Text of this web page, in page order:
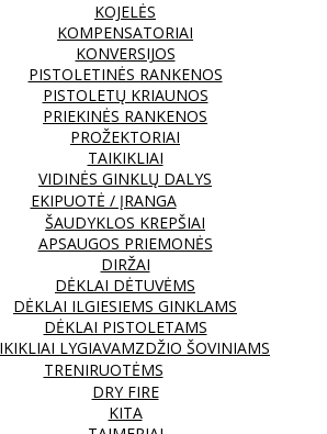
KOJELĖS
KOMPENSATORIAI
KONVERSIJOS
PISTOLETINĖS RANKENOS
PISTOLETŲ KRIAUNOS
PRIEKINĖS RANKENOS
PROŽEKTORIAI
TAIKIKLIAI
VIDINĖS GINKLŲ DALYS
EKIPUOTĖ / ĮRANGA
ŠAUDYKLOS KREPŠIAI
APSAUGOS PRIEMONĖS
DIRŽAI
DĖKLAI DĖTUVĖMS
DĖKLAI ILGIESIEMS GINKLAMS
DĖKLAI PISTOLETAMS
LYGIAVAMZDŽIO ŠOVINIAMS
TRENIRUOTĖMS
DRY FIRE
KITA